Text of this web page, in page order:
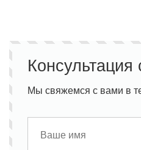
Консультация
Мы свяжемся с вами в